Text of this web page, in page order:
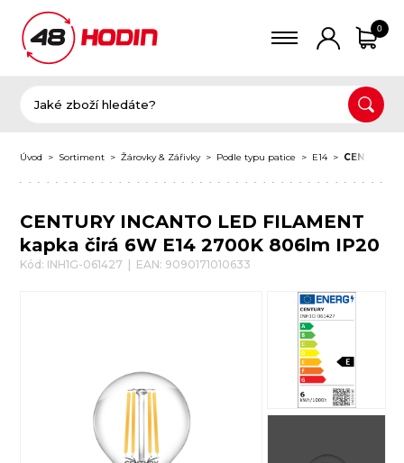
0
Úvod Sortiment Žárovky & Zářivky Podle typu patice E14 CENTURY
CENTURY INCANTO LED FILAMENT
kapka čirá 6W E14 2700K 806lm IP20
Kód: INH1G-061427 | EAN: 9090171010633